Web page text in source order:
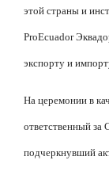
этой страны и
ProEcuador
экспорту и
На церемонии в
ответственный за
подчеркнувший